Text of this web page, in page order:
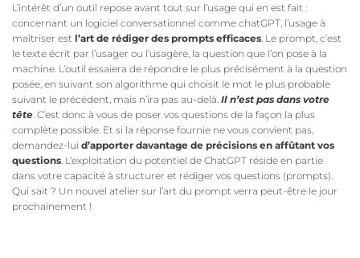
L’intérêt d’un outil repose avant tout sur l’usage qui en est fait :
concernant un logiciel conversationnel comme chatGPT, l’usage à
maîtriser est l’art de rédiger des prompts efficaces . Le prompt, c’est
le texte écrit par l’usager ou l’usagère, la question que l’on pose à la
machine. L’outil essaiera de répondre le plus précisément à la question
posée, en suivant son algorithme qui choisit le mot le plus probable
suivant le précédent, mais n’ira pas au-delà. Il n’est pas dans votre
tête . C’est donc à vous de poser vos questions de la façon la plus
complète possible. Et si la réponse fournie ne vous convient pas,
demandez-lui d’apporter davantage de précisions en affûtant vos
questions . L’exploitation du potentiel de ChatGPT réside en partie
dans votre capacité à structurer et rédiger vos questions (prompts).
Qui sait ? Un nouvel atelier sur l’art du prompt verra peut-être le jour
prochainement !